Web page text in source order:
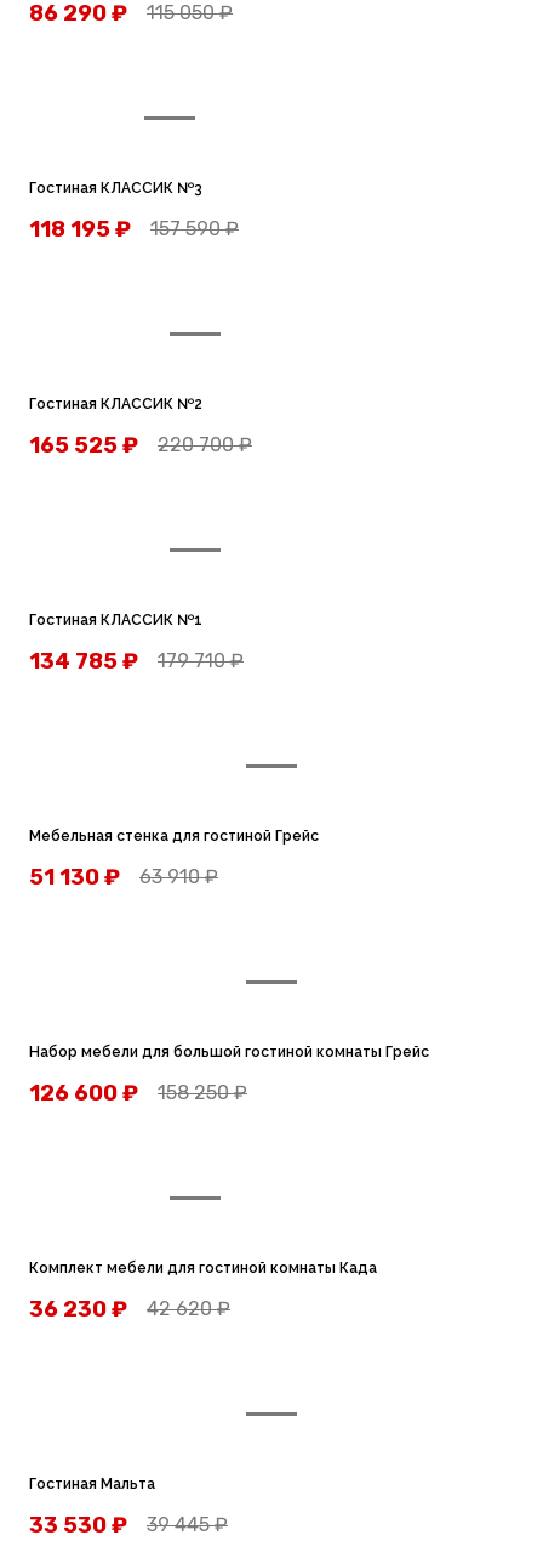
115 050₽
86 290₽
Гостиная КЛАССИК №3
157 590₽
118 195₽
Гостиная КЛАССИК №2
220 700₽
165 525₽
Гостиная КЛАССИК №1
179 710₽
134 785₽
Мебельная стенка для гостиной Грейс
63 910₽
51 130₽
Набор мебели для большой гостиной комнаты Грейс
158 250₽
126 600₽
Комплект мебели для гостиной комнаты Када
42 620₽
36 230₽
Гостиная Мальта
39 445₽
33 530₽